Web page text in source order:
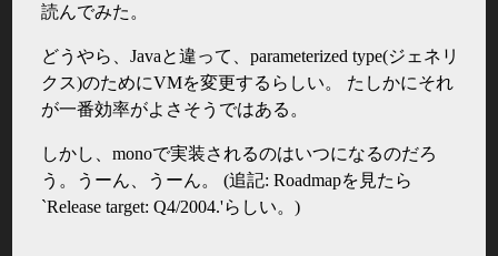
読んでみた。
どうやら、Javaと違って、parameterized type(ジェネリ
クス)のためにVMを変更するらしい。 たしかにそれ
が一番効率がよさそうではある。
しかし、monoで実装されるのはいつになるのだろ
う。うーん、うーん。 (追記: Roadmapを見たら
`Release target: Q4/2004.'らしい。)